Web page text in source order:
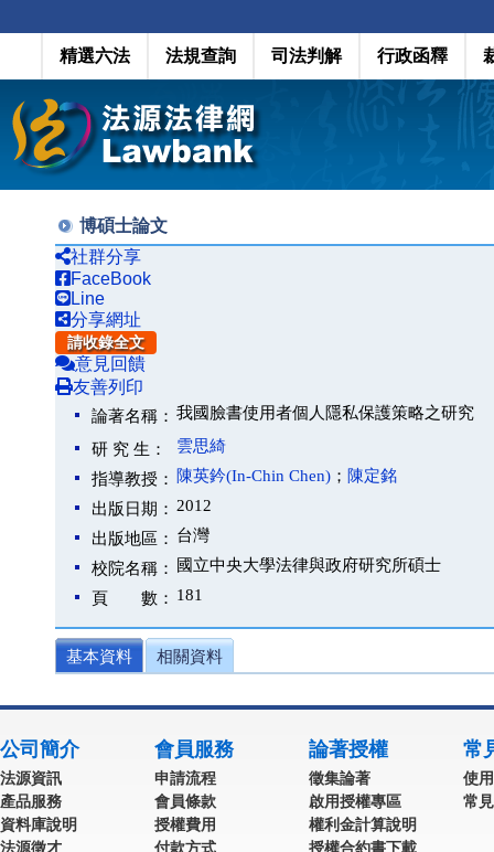
精選六法 法規查詢 司法判解 行政函釋
博碩士論文
社群分享
FaceBook
Line
分享網址
請收錄全文
意見回饋
友善列印
論著名稱： 我國臉書使用者個人隱私保護策略之研究
研 究 生：
雲思綺
指導教授：
陳英鈐(In-Chin Chen) ； 陳定銘
出版日期： 2012
出版地區： 台灣
校院名稱：
國立中央大學法律與政府研究所碩士
頁 數： 181
基本資料 相關資料
公司簡介
法源資訊
產品服務
資料庫說明
法源徵才
會員服務
申請流程
會員條款
授權費用
付款方式
論著授權
徵集論著
啟用授權專區
權利金計算說明
授權合約書下載
常
使
常